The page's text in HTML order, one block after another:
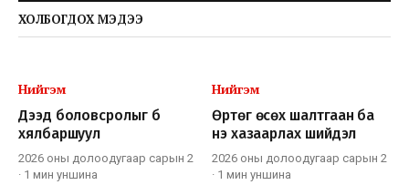
ХОЛБОГДОХ МЭДЭЭ
Нийгэм
Дээд боловсролыг бүү
хялбаршуул
2026 оны долоодугаар сарын 2
· 1 мин уншина
Нийгэм
Өртөг өсөх шалтгаан ба
үнэ хазаарлах шийдэл
2026 оны долоодугаар сарын 2
· 1 мин уншина